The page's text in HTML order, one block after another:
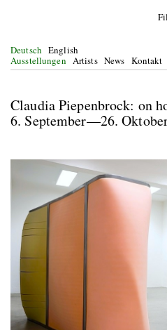
Deutsch English
Ausstellungen Artists News Kontakt
Claudia Piepenbrock:
6. September—26.